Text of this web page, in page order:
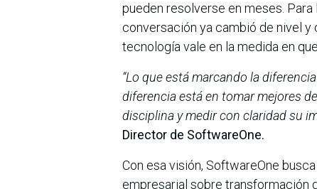
pueden resolverse en meses.
conversación ya cambió de nivel y
tecnología vale en la medida en
“Lo que está marcando la
diferencia está en tomar mejores
disciplina y medir con claridad su
Director de SoftwareOne.
Con esa visión, SoftwareOne
empresarial sobre transformación